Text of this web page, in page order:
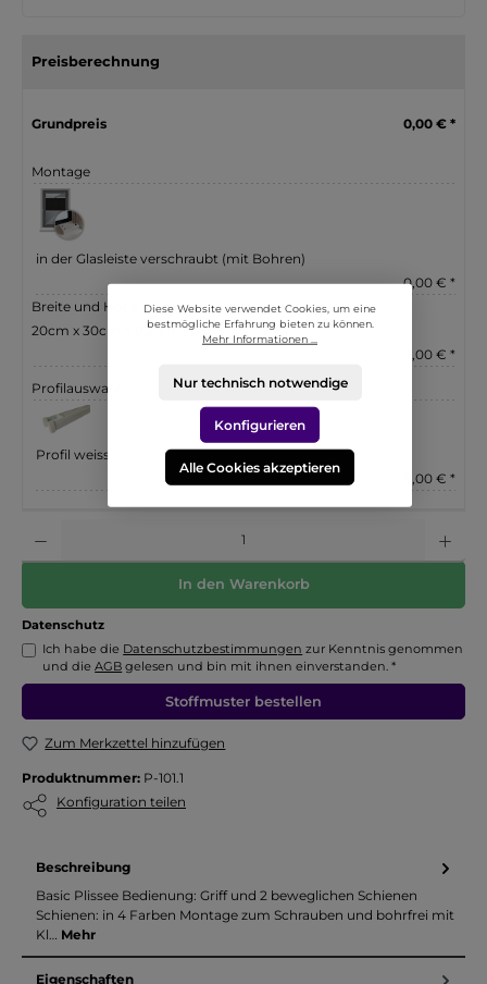
Preisberechnung
Grundpreis 0,00 € *
Montage
in der Glasleiste verschraubt (mit Bohren)
0,00 € *
Breite und Höhe eingeben
20cm x 30cm = 0.06 m²
+ 3,00 € *
Profilauswahl
Profil weiss
0,00 € *
In den Warenkorb
Datenschutz
Ich habe die Datenschutzbestimmungen zur Kenntnis genommen
und dieAGB gelesen und bin mit ihnen einverstanden. *
Stoffmuster bestellen
Zum Merkzettel hinzufügen
Produktnummer: P-101.1
Konfiguration teilen
Beschreibung
Basic Plissee Bedienung: Griff und 2 beweglichen Schienen
Schienen: in 4 Farben Montage zum Schrauben und bohrfrei mit
Kl… Mehr
Eigenschaften
Diese Website verwendet Cookies, um eine
bestmögliche Erfahrung bieten zu können.
Mehr Informationen ...
Nur technisch notwendige
Konfigurieren
Alle Cookies akzeptieren